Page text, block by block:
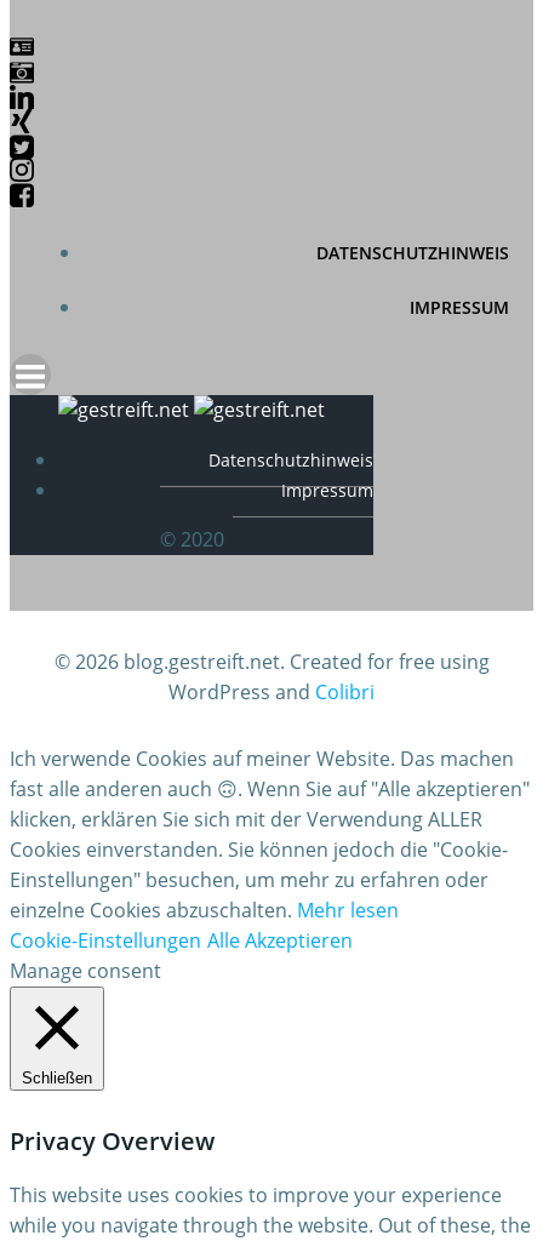
DATENSCHUTZHINWEIS
IMPRESSUM
Datenschutzhinweis
Impressum
© 2020
© 2026 blog.gestreift.net. Created for free using
WordPress and Colibri
Ich verwende Cookies auf meiner Website. Das machen
fast alle anderen auch 🙃. Wenn Sie auf "Alle akzeptieren"
klicken, erklären Sie sich mit der Verwendung ALLER
Cookies einverstanden. Sie können jedoch die "Cookie-
Einstellungen" besuchen, um mehr zu erfahren oder
einzelne Cookies abzuschalten. Mehr lesen
Cookie-Einstellungen Alle Akzeptieren
Manage consent
Schließen
Privacy Overview
This website uses cookies to improve your experience
while you navigate through the website. Out of these, the